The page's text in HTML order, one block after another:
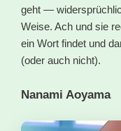
geht —
Weise. Ach und sie
ein Wort findet und
(oder auch nicht).
Nanami Aoyama